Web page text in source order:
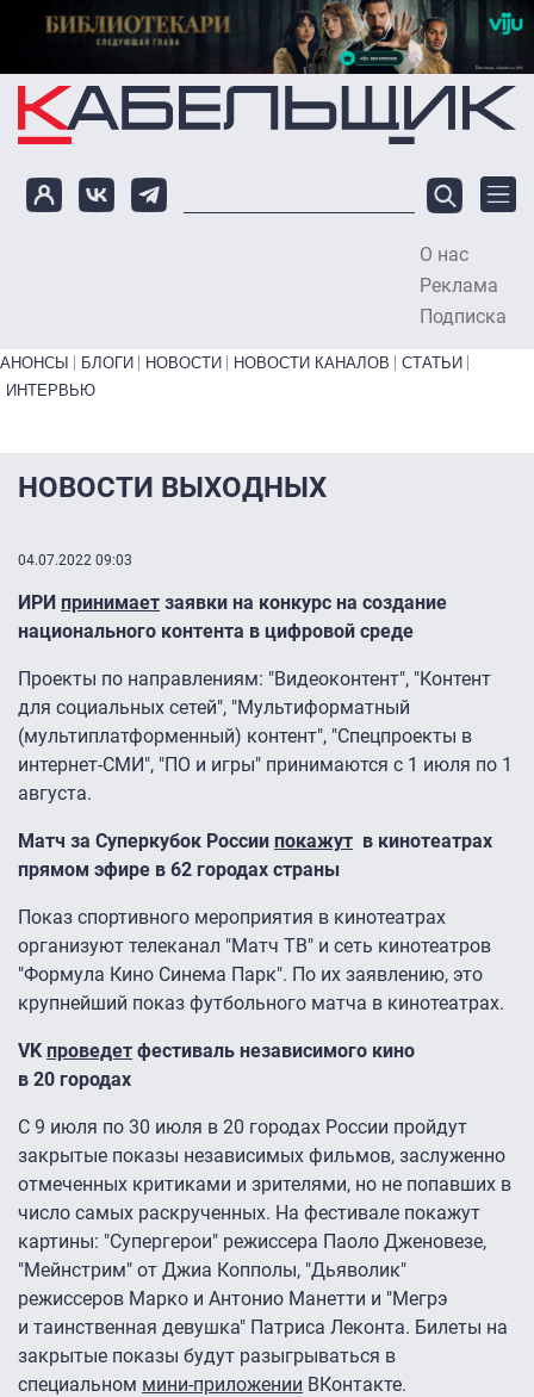
Перейти к основному содержанию
О нас
Реклама
Подписка
Primary links bottom
АНОНСЫ БЛОГИ НОВОСТИ НОВОСТИ КАНАЛОВ
СТАТЬИ
ИНТЕРВЬЮ
НОВОСТИ ВЫХОДНЫХ
04.07.2022 09:03
ИРИ принимает заявки на конкурс на создание
национального контента в цифровой среде
Проекты по направлениям: "Видеоконтент", "Контент
для социальных сетей", "Мультиформатный
(мультиплатформенный) контент", "Спецпроекты в
интернет-СМИ", "ПО и игры" принимаются с 1 июля по 1
августа.
Матч за Суперкубок России покажут в кинотеатрах
прямом эфире в 62 городах страны
Показ спортивного мероприятия в кинотеатрах
организуют телеканал "Матч ТВ" и сеть кинотеатров
"Формула Кино Синема Парк". По их заявлению, это
крупнейший показ футбольного матча в кинотеатрах.
VK проведет фестиваль независимого кино
в 20 городах
С 9 июля по 30 июля в 20 городах России пройдут
закрытые показы независимых фильмов, заслуженно
отмеченных критиками и зрителями, но не попавших в
число самых раскрученных. На фестивале покажут
картины: "Супергерои" режиссера Паоло Дженовезе,
"Мейнстрим" от Джиа Копполы, "Дьяволик"
режиссеров Марко и Антонио Манетти и "Мегрэ
и таинственная девушка" Патриса Леконта. Билеты на
закрытые показы будут разыгрываться в
специальном мини-приложении ВКонтакте.